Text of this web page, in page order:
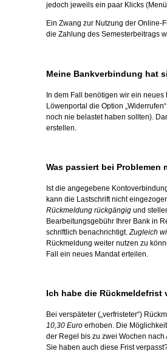
jedoch jeweils ein paar Klicks
Ein Zwang zur Nutzung der Online-
die Zahlung des Semesterbeitrags
Meine Bankverbindung hat
In dem Fall benötigen wir ein
Löwenportal die Option
noch nie belastet haben sollten).
erstellen.
Was passiert bei Problemen
Ist die angegebene
kann die Lastschrift nicht
Rückmeldung rückgängigund
Bearbeitungsgebühr Ihrer Bank in
schriftlich benachrichtigt. Zugleich
Rückmeldung weiter nutzen zu
Fall ein neues Mandat erteilen.
Ich habe die Rückmeldefrist
Bei verspäteter („verfristeter“)
10,30 Euroerhoben. Die
der Regel bis zu zwei Wochen
Sie haben auch diese Frist